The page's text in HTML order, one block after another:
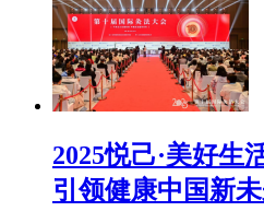
2025悦己·美好生
引领健康中国新未